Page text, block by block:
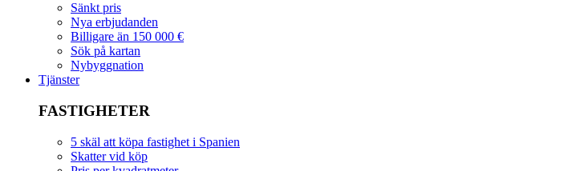
Sänkt pris
Nya erbjudanden
Billigare än 150 000 €
Sök på kartan
Nybyggnation
Tjänster
FASTIGHETER
5 skäl att köpa fastighet i Spanien
Skatter vid köp